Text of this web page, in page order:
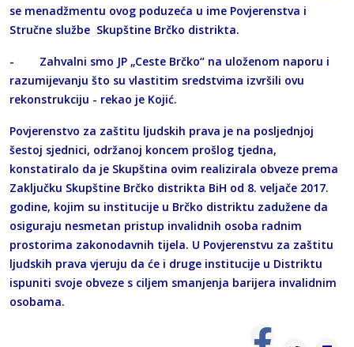
se menadžmentu ovog poduzeća u ime Povjerenstva i
Stručne službe Skupštine Brčko distrikta.
- Zahvalni smo JP „Ceste Brčko“ na uloženom naporu i
razumijevanju što su vlastitim sredstvima izvršili ovu
rekonstrukciju - rekao je Kojić.
Povjerenstvo za zaštitu ljudskih prava je na posljednjoj
šestoj sjednici, održanoj koncem prošlog tjedna,
konstatiralo da je Skupština ovim realizirala obveze prema
Zaključku Skupštine Brčko distrikta BiH od 8. veljače 2017.
godine, kojim su institucije u Brčko distriktu zadužene da
osiguraju nesmetan pristup invalidnih osoba radnim
prostorima zakonodavnih tijela. U Povjerenstvu za zaštitu
ljudskih prava vjeruju da će i druge institucije u Distriktu
ispuniti svoje obveze s ciljem smanjenja barijera invalidnim
osobama.